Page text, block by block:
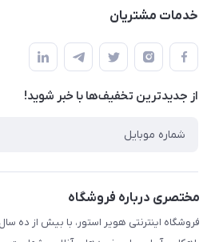
حساب کاربری
لیست محصولات
درباره ما
خدمات مشتریان
پیگیری سفارش
قوانین و مقرارت
حریم خصوصی
راهنما
از جدید‌ترین تخفیف‌ها با‌ خبر شوید!
مختصری درباره فروشگاه
فروشگاه اینترنتی هویر استور، با بیش از ده